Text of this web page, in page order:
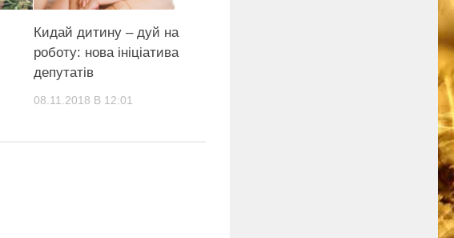
Кидай дитину – дуй на
роботу: нова ініціатива
депутатів
08.11.2018 В 12:01